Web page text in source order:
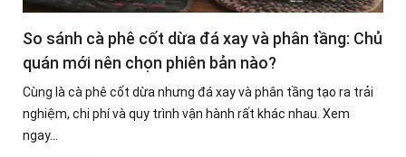
So sánh cà phê cốt dừa đá xay và phân tầng: Chủ
quán mới nên chọn phiên bản nào?
Cùng là cà phê cốt dừa nhưng đá xay và phân tầng tạo ra trải
nghiệm, chi phí và quy trình vận hành rất khác nhau. Xem
ngay...